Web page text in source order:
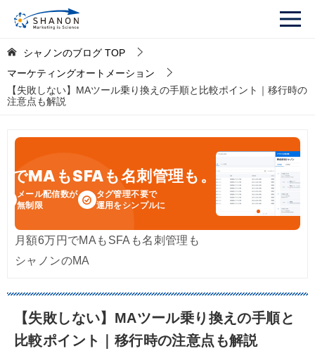
シャノンのブログ TOP
マーケティングオートメーション
【失敗しない】MAツール乗り換えの手順と比較ポイント｜移行時の
注意点も解説
でMAもSFAも名刺管理も。
メール配信数が
無制限
タグ管理不要で
運用をシンプルに
月額6万円でMAもSFAも名刺管理も
シャノンのMA
【失敗しない】MAツール乗り換えの手順と
比較ポイント｜移行時の注意点も解説